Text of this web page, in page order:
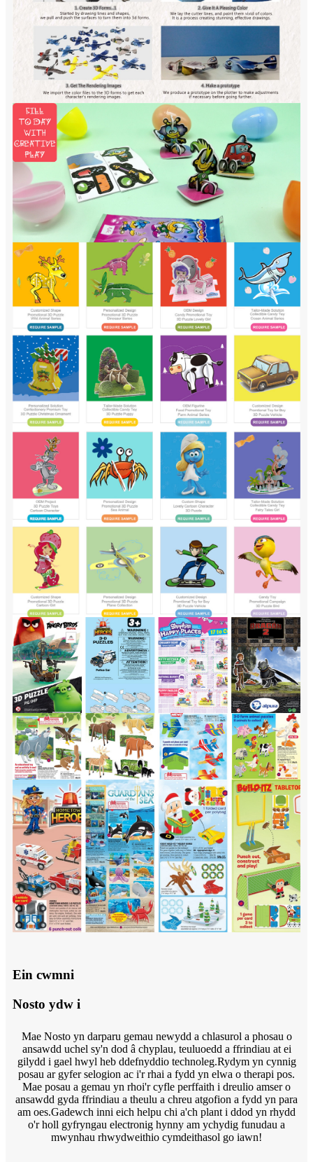
Ein cwmni
Nosto ydw i
Mae Nosto yn darparu gemau newydd a chlasurol a phosau o
ansawdd uchel sy'n dod â chyplau, teuluoedd a ffrindiau at ei
gilydd i gael hwyl heb ddefnyddio technoleg.Rydym yn cynnig
posau ar gyfer selogion ac i'r rhai a fydd yn elwa o therapi pos.
Mae posau a gemau yn rhoi'r cyfle perffaith i dreulio amser o
ansawdd gyda ffrindiau a theulu a chreu atgofion a fydd yn para
am oes.Gadewch inni eich helpu chi a'ch plant i ddod yn rhydd
o'r holl gyfryngau electronig hynny am ychydig funudau a
mwynhau rhwydweithio cymdeithasol go iawn!